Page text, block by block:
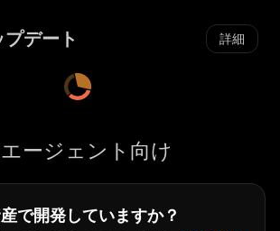
デート 詳細
ージェント向け
で開発していますか？